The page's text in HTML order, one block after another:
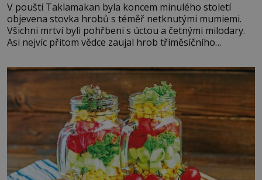
V poušti Taklamakan byla koncem minulého století
objevena stovka hrobů s téměř netknutými mumiemi.
Všichni mrtví byli pohřbeni s úctou a četnými milodary.
Asi nejvíc přitom vědce zaujal hrob tříměsíčního
blonďaté vlásky. Fakt, že jsou těla dávných lidí nesmírně
dobře zachovalá, přičítají odborníci zdejším klimatickým
podmínkám. Sucho, prosolené písky a extrémně